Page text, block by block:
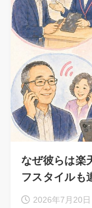
なぜ彼らは楽
フスタイルも
2026年7月20日